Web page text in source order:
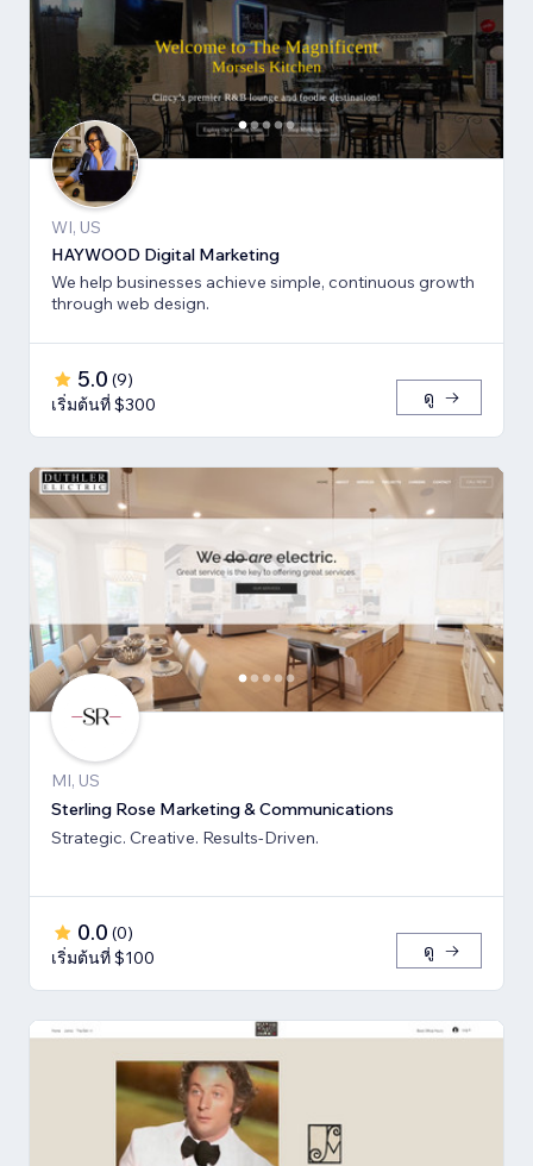
WI, US
HAYWOOD Digital Marketing
We help businesses achieve simple, continuous growth
through web design.
5.0 (9)
เริ่มต้นที่ $300
ดู
MI, US
Sterling Rose Marketing & Communications
Strategic. Creative. Results-Driven.
0.0 (0)
เริ่มต้นที่ $100
ดู